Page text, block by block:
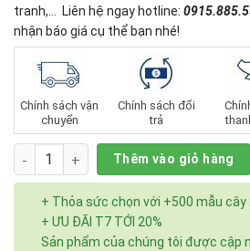
tranh,… Liên hệ ngay hotline:
nhận báo giá cụ thể bạn nhé!
Chính sách vận
chuyển
Chính sách đổi
trả
Số lượng Thêm vào giỏ hàng
+ Thỏa sức chọn với +500 mẫu cây
+ ƯU ĐÃI T7 TỚI 20%
Sản phẩm của chúng tôi được cập